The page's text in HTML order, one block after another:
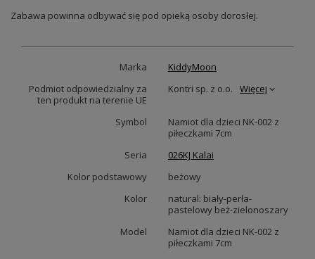
Zabawa powinna odbywać się pod opieką osoby dorosłej.
Marka
KiddyMoon
Podmiot odpowiedzialny za
ten produkt na terenie UE
Kontri sp. z o.o. Więcej
Symbol
Namiot dla dzieci NK-002 z
piłeczkami 7cm
Seria
026KJ Kalai
Kolor podstawowy
beżowy
Kolor
natural: biały-perła-
pastelowy beż-zielonoszary
Model
Namiot dla dzieci NK-002 z
piłeczkami 7cm